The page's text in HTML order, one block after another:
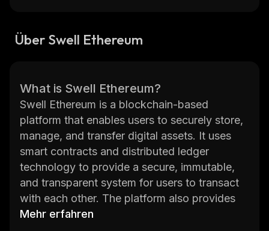
Über Swell Ethereum
What is Swell Ethereum?
Swell Ethereum is a blockchain-based
platform that enables users to securely store,
manage, and transfer digital assets. It uses
smart contracts and distributed ledger
technology to provide a secure, immutable,
and transparent system for users to transact
with each other. The platform also provides
an open source development environment for
Mehr erfahren